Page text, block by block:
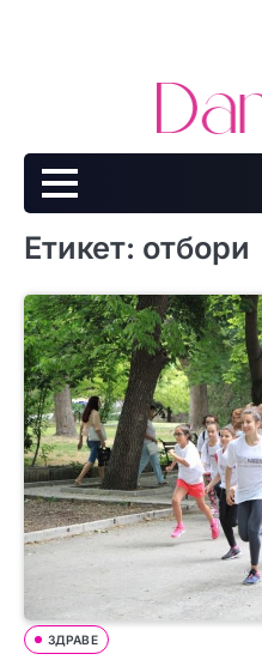
Етикет: отбори
ЗДРАВЕ